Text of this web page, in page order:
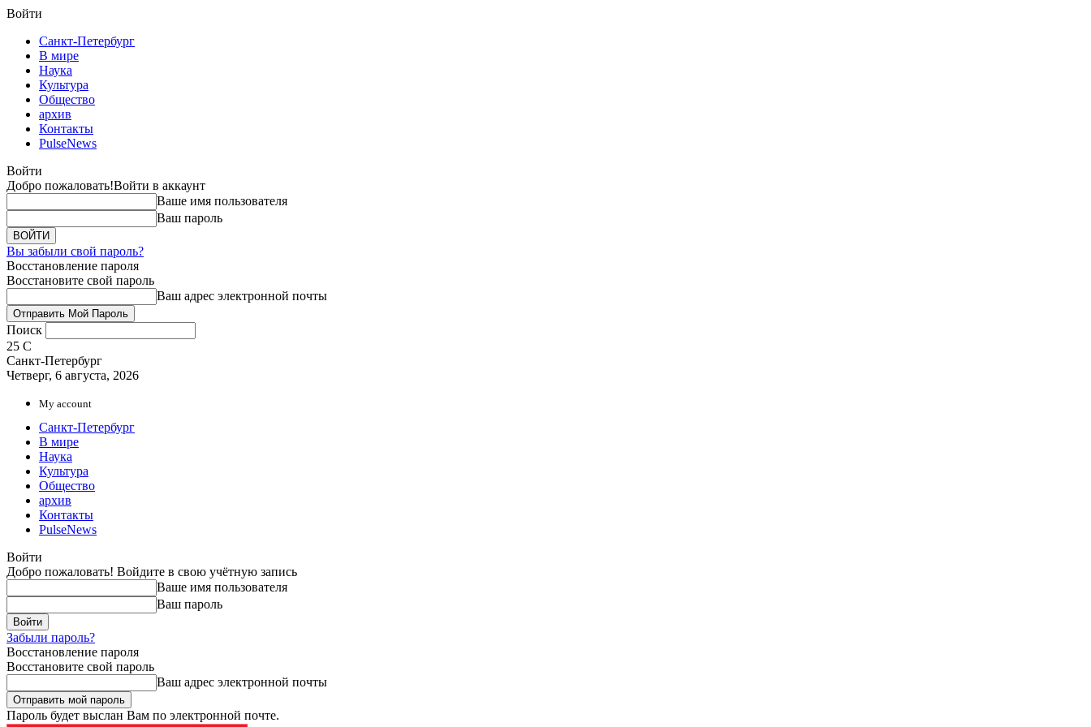
Войти
Санкт-Петербург
В мире
Наука
Культура
Общество
архив
Контакты
PulseNews
Войти
Добро пожаловать!Войти в аккаунт
Ваше имя пользователя
Ваш пароль
Вы забыли свой пароль?
Восстановление пароля
Восстановите свой пароль
Ваш адрес электронной почты
Поиск
25 C
Санкт-Петербург
Четверг, 6 августа, 2026
My account
Санкт-Петербург
В мире
Наука
Культура
Общество
архив
Контакты
PulseNews
Войти
Добро пожаловать! Войдите в свою учётную запись
Ваше имя пользователя
Ваш пароль
Забыли пароль?
Восстановление пароля
Восстановите свой пароль
Ваш адрес электронной почты
Пароль будет выслан Вам по электронной почте.